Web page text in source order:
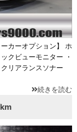
カーオプション】 ホ
クビューモニター ・
リアランスソナー
続きを読む